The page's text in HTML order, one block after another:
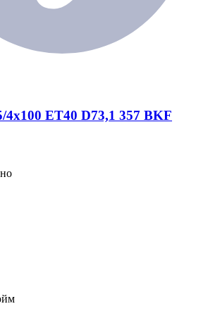
4x100 ET40 D73,1 357 BKF